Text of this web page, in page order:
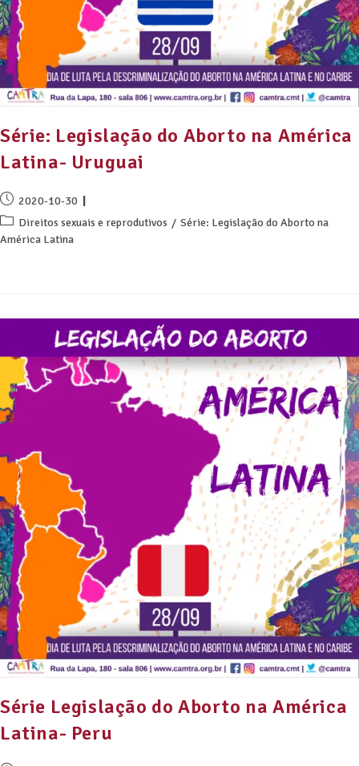
Série: Legislação do Aborto na América
Latina- Uruguai
2020-10-30
Direitos sexuais e reprodutivos / Série: Legislação do Aborto na
América Latina
Série Legislação do Aborto na América
Latina- Peru